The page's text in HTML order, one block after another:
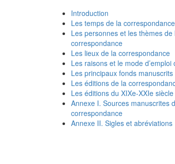
Introduction
Les temps de la correspondance
Les personnes et les thèmes de
correspondance
Les lieux de la correspondance
Les raisons et le mode d’emploi
Les principaux fonds manuscrits
Les éditions de la
Les éditions du XIXe-XXIe siècle
Annexe I. Sources manuscrites
correspondance
Annexe II. Sigles et abréviations